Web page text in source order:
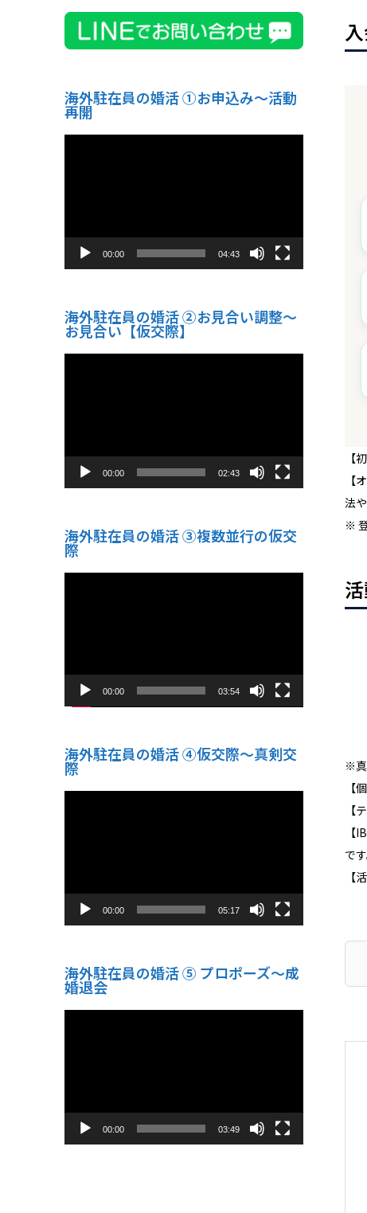
【
【
法
※
※真
【
【
【
です
【
海外駐在員の婚活 ①お申込み〜活動
再開
動
00:00 04:43
海外駐在員の婚活 ②お見合い調整～
お見合い【仮交際】
動
00:00 02:43
海外駐在員の婚活 ③複数並行の仮交
際
動
00:00 03:54
海外駐在員の婚活 ④仮交際〜真剣交
際
動
00:00 05:17
海外駐在員の婚活 ⑤ プロポーズ〜成
婚退会
動
00:00 03:49